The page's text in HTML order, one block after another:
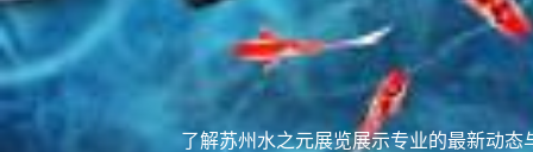
了解苏州水之元展览展示专业的最新动